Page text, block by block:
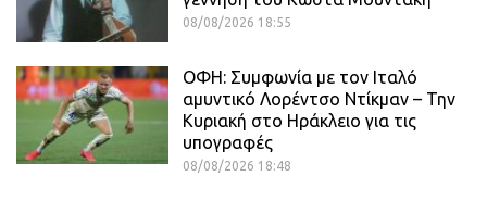
08/08/2026 18:55
ΟΦΗ: Συμφωνία με τον Ιταλό
αμυντικό Λορέντσο Ντίκμαν – Την
Κυριακή στο Ηράκλειο για τις
υπογραφές
08/08/2026 18:48